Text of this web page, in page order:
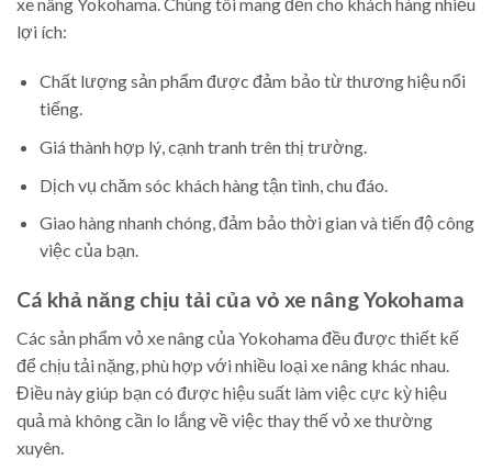
lợi ích:
Chất lượng sản phẩm được đảm bảo từ thương hiệu nổi
tiếng.
Giá thành hợp lý, cạnh tranh trên thị trường.
Dịch vụ chăm sóc khách hàng tận tình, chu đáo.
Giao hàng nhanh chóng, đảm bảo thời gian và tiến độ công
việc của bạn.
Cá khả năng chịu tải của vỏ xe nâng Yokohama
Các sản phẩm vỏ xe nâng của Yokohama đều được thiết kế
để chịu tải nặng, phù hợp với nhiều loại xe nâng khác nhau.
Điều này giúp bạn có được hiệu suất làm việc cực kỳ hiệu
quả mà không cần lo lắng về việc thay thế vỏ xe thường
xuyên.